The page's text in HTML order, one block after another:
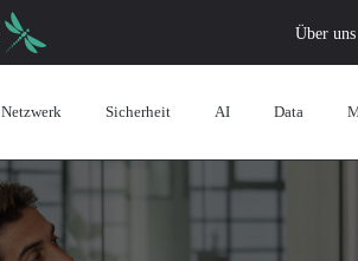
Über uns
Netzwerk Sicherheit AI Data